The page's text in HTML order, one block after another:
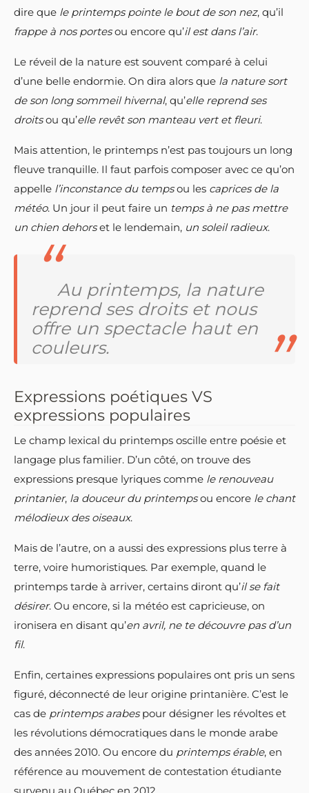
dire que le printemps pointe le bout de son nez, qu’il
frappe à nos portesou encore qu’il est dans l’air.
Le réveil de la nature est souvent comparé à celui
d’une belle endormie. On dira alors que la nature sort
de son long sommeil hivernal, qu’elle reprend ses
droitsou qu’elle revêt son manteau vert et fleuri.
Mais attention, le printemps n’est pas toujours un long
fleuve tranquille. Il faut parfois composer avec ce qu’on
appelle l’inconstance du tempsou les caprices de la
météo. Un jour il peut faire un temps à ne pas mettre
un chien dehorset le lendemain, un soleil radieux.
Au printemps, la nature
reprend ses droits et nous
offre un spectacle haut en
couleurs.
Expressions poétiques VS
expressions populaires
Le champ lexical du printemps oscille entre poésie et
langage plus familier. D’un côté, on trouve des
expressions presque lyriques comme le renouveau
printanier, la douceur du printempsou encore le chant
mélodieux des oiseaux.
Mais de l’autre, on a aussi des expressions plus terre à
terre, voire humoristiques. Par exemple, quand le
printemps tarde à arriver, certains diront qu’il se fait
désirer. Ou encore, si la météo est capricieuse, on
ironisera en disant qu’en avril, ne te découvre pas d’un
fil.
Enfin, certaines expressions populaires ont pris un sens
figuré, déconnecté de leur origine printanière. C’est le
cas de printemps arabespour désigner les révoltes et
les révolutions démocratiques dans le monde arabe
des années 2010. Ou encore du printemps érable, en
référence au mouvement de contestation étudiante